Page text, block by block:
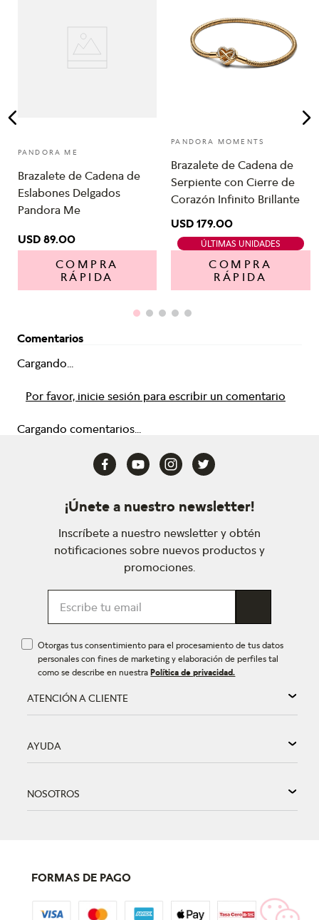
PANDORA ME
Brazalete de Cadena de
Eslabones Delgados
Pandora Me
USD 89.00
COMPRA
RÁPIDA
PANDORA MOMENTS
Brazalete de Cadena de
Serpiente con Cierre de
Corazón Infinito Brillante
USD 179.00
ÚLTIMAS UNIDADES
COMPRA
RÁPIDA
Comentarios
Cargando...
Por favor, inicie sesión para escribir un comentario
Cargando comentarios...
¡Únete a nuestro newsletter!
Inscríbete a nuestro newsletter y obtén
notificaciones sobre nuevos productos y
promociones.
Otorgas tus consentimiento para el procesamiento de tus datos
personales con fines de marketing y elaboración de perfiles tal
como se describe en nuestraPolítica de privacidad.
ATENCIÓN A CLIENTE
AYUDA
NOSOTROS
FORMAS DE PAGO